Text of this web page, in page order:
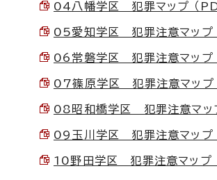
04八幡学区 犯罪マップ （
05愛知学区 犯罪注意マッ
06常磐学区 犯罪注意マッ
07篠原学区 犯罪注意マッ
08昭和橋学区 犯罪注意マ
09玉川学区 犯罪注意マップ
10野田学区 犯罪注意マッ